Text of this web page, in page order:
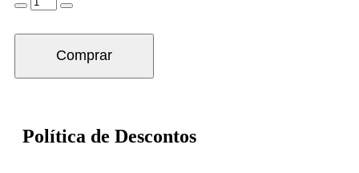
Comprar
Política de Descontos